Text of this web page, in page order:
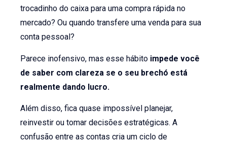
trocadinho do caixa para uma compra rápida no
mercado? Ou quando transfere uma venda para sua
conta pessoal?
Parece inofensivo, mas esse hábito impede você
de saber com clareza se o seu brechó está
realmente dando lucro.
Além disso, fica quase impossível planejar,
reinvestir ou tomar decisões estratégicas. A
confusão entre as contas cria um ciclo de